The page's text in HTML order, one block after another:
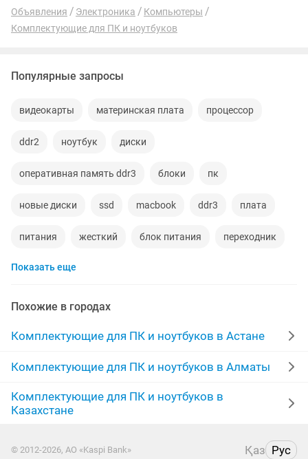
Объявления Электроника
Компьютеры
Комплектующие для ПК и ноутбуков
Популярные запросы
видеокарты материнская плата процессор
ddr2 ноутбук диски
оперативная память ddr3 блоки пк
новые диски ssd macbook ddr3 плата
питания жесткий блок питания переходник
видеокарта
vga адаптер жесткий диск intel
ноутбуки караганда вентиляторы dell ddr
amd оперативная память ноутбук hp
Показать еще
Похожие в городах
Комплектующие для ПК и ноутбуков в Астане
Комплектующие для ПК и ноутбуков в Алматы
Комплектующие для ПК и ноутбуков в
Казахстане
© 2012-2026, АО «Kaspi Bank» Қаз Рус